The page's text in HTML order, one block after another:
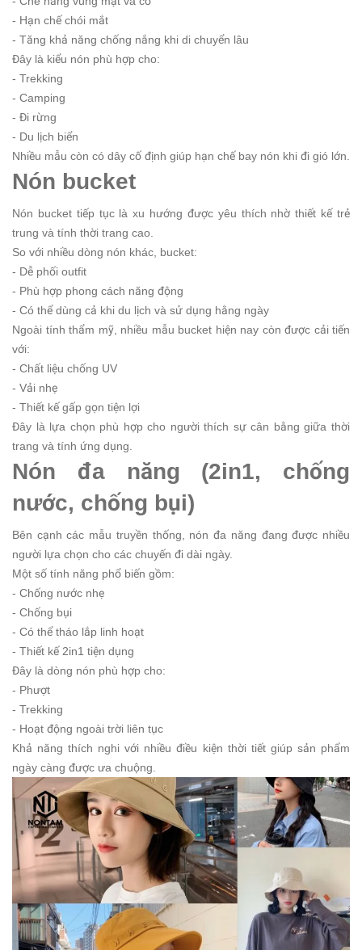
- Hạn chế chói mắt
- Tăng khả năng chống nắng khi di chuyển lâu
Đây là kiểu nón phù hợp cho:
- Trekking
- Camping
- Đi rừng
- Du lịch biển
Nhiều mẫu còn có dây cố định giúp hạn chế bay nón khi đi gió lớn.
Nón bucket
Nón bucket tiếp tục là xu hướng được yêu thích nhờ thiết kế trẻ
trung và tính thời trang cao.
So với nhiều dòng nón khác, bucket:
- Dễ phối outfit
- Phù hợp phong cách năng động
- Có thể dùng cả khi du lịch và sử dụng hằng ngày
Ngoài tính thẩm mỹ, nhiều mẫu bucket hiện nay còn được cải tiến
với:
- Chất liệu chống UV
- Vải nhẹ
- Thiết kế gấp gọn tiện lợi
Đây là lựa chọn phù hợp cho người thích sự cân bằng giữa thời
trang và tính ứng dụng.
Nón đa năng (2in1, chống
nước, chống bụi)
Bên cạnh các mẫu truyền thống, nón đa năng đang được nhiều
người lựa chọn cho các chuyến đi dài ngày.
Một số tính năng phổ biến gồm:
- Chống nước nhẹ
- Chống bụi
- Có thể tháo lắp linh hoạt
- Thiết kế 2in1 tiện dụng
Đây là dòng nón phù hợp cho:
- Phượt
- Trekking
- Hoạt động ngoài trời liên tục
Khả năng thích nghi với nhiều điều kiện thời tiết giúp sản phẩm
ngày càng được ưa chuộng.